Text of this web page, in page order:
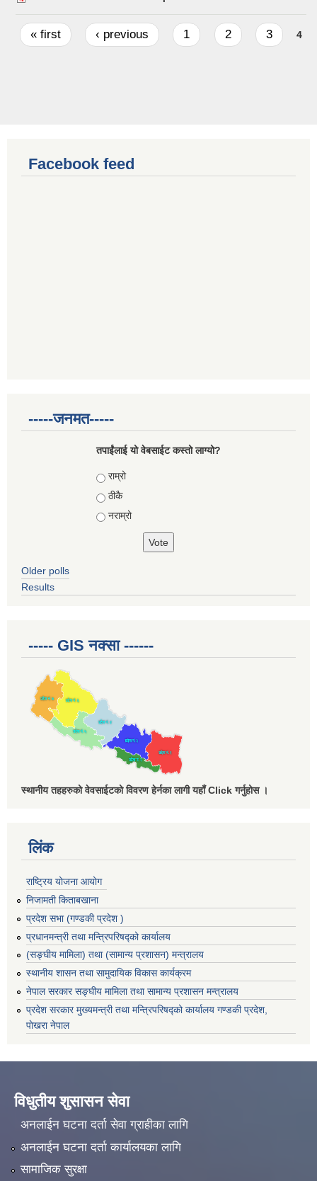
Pages
« first ‹ previous 1 2 3 4
Facebook feed
-----जनमत-----
तपाईंलाई यो वेबसाईट कस्तो लाग्यो?
Choices
राम्रो
ठीकै
नराम्रो
Older polls
Results
----- GIS नक्सा ------
स्थानीय तहहरुको वेवसाईटको विवरण हेर्नका लागी यहाँ Click गर्नुहोस ।
लिंक
राष्ट्रिय योजना आयोग
निजामती किताबखाना
प्रदेश सभा (गण्डकी प्रदेश )
प्रधानमन्त्री तथा मन्त्रिपरिषद्को कार्यालय
(सङ्घीय मामिला) तथा (सामान्य प्रशासन) मन्त्रालय
स्थानीय शासन तथा सामुदायिक विकास कार्यक्रम
नेपाल सरकार सङ्घीय मामिला तथा सामान्य प्रशासन मन्त्रालय
प्रदेश सरकार मुख्यमन्त्री तथा मन्त्रिपरिषद्को कार्यालय गण्डकी प्रदेश,
पाेखरा नेपाल
विधुतीय शुसासन सेवा
अनलाईन घटना दर्ता सेवा ग्राहीका लागि
अनलाईन घटना दर्ता कार्यालयका लागि
सामाजिक सुरक्षा